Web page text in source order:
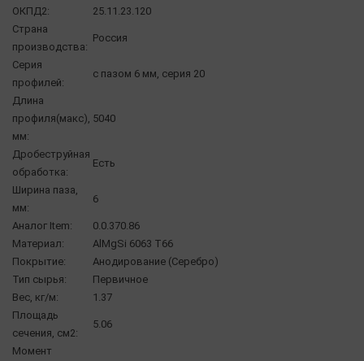
ОКПД2:
25.11.23.120
Страна
производства:
Россия
Серия
профилей:
с пазом 6 мм, серия 20
Длина
профиля(макс),
мм:
5040
Дробеструйная
обработка:
Есть
Ширина паза,
мм:
6
Аналог Item:
0.0.370.86
Материал:
AlMgSi 6063 Т66
Покрытие:
Анодирование (Серебро)
Тип сырья:
Первичное
Вес, кг/м:
1.37
Площадь
сечения, см2:
5.06
Момент